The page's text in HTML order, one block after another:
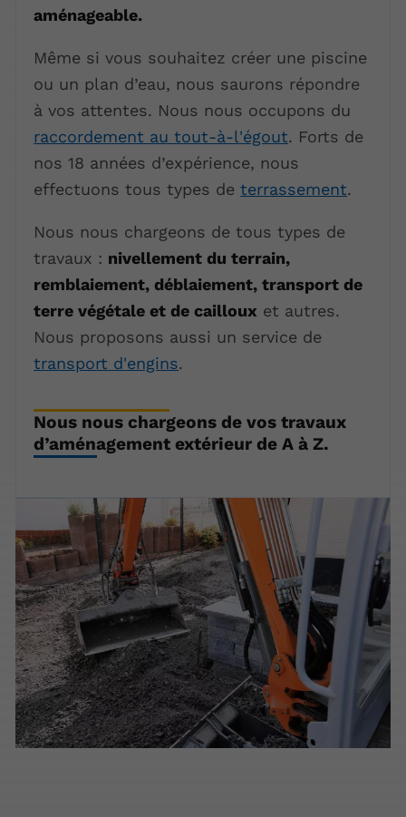
aménageable.
Même si vous souhaitez créer une piscine
ou un plan d’eau, nous saurons répondre
à vos attentes. Nous nous occupons du
raccordement au tout-à-l'égout. Forts de
nos 18 années d’expérience, nous
effectuons tous types deterrassement.
Nous nous chargeons de tous types de
travaux : nivellement du terrain,
remblaiement, déblaiement, transport de
terre végétale et de cailloux et autres.
Nous proposons aussi un service de
transport d'engins.
Nous nous chargeons de vos travaux
d’aménagement extérieur de A à Z.